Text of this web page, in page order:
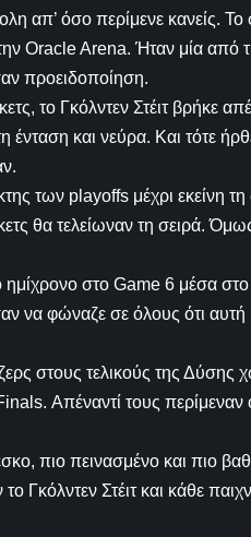
απ’ όσο περίμενε κανείς.
Oracle Arena. Ήταν μία από
προειδοποίηση.
το Γκόλντεν Στέιτ βρήκε
και νεύρα. Και τότε
των playoffs μέχρι εκείνη
θα τελείωναν τη σειρά.
στο Game 6 μέσα στο
να φώναζε σε όλους ότι αυτή
στους τελικούς της Δύσης
Απέναντί τους περίμεναν
πιο πεινασμένο και πιο
Γκόλντεν Στέιτ και κάθε